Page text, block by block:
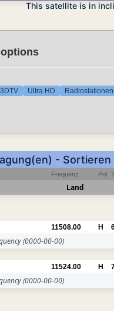
This satellite is in
3DTV Ultra HD Radiostationen
-
Frequenz Pol
Land
11508.00 H
(0000-00-00)
11524.00 H
(0000-00-00)